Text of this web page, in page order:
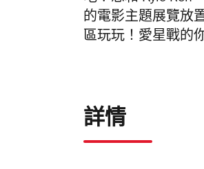
的電影主題展覽放
區玩玩！愛星戰的
詳情